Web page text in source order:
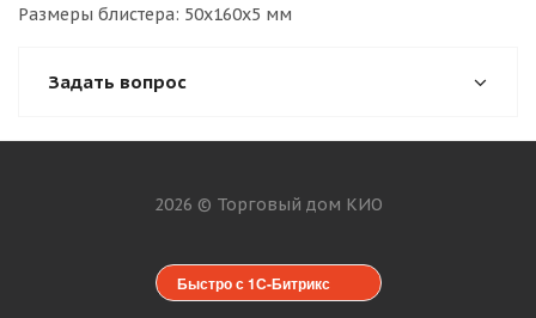
Размеры блистера: 50x160x5 мм
Задать вопрос
2026 © Торговый дом КИО
Быстро с 1С-Битрикс